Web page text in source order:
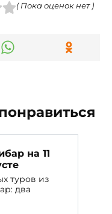
( Пока оценок нет )
на 11
туров из
два